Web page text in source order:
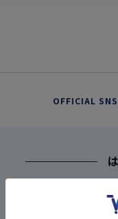
OFFICIAL SNS
幅広い